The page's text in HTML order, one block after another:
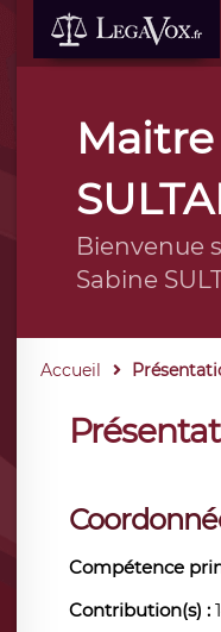
Bienvenue
Sabine
Accueil
Compétence
Contribution(s) :